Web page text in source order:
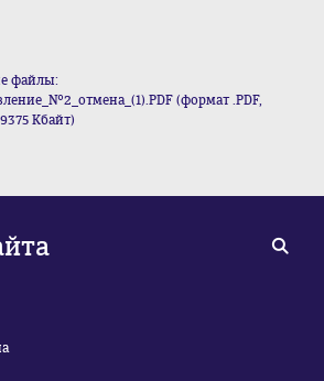
файлы:
(формат .PDF,
Кбайт)